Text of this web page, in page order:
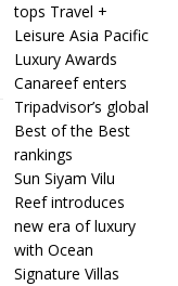
tops Travel +
Leisure Asia Pacific
Luxury Awards
Canareef enters
Tripadvisor’s global
Best of the Best
rankings
Sun Siyam Vilu
Reef introduces
new era of luxury
with Ocean
Signature Villas